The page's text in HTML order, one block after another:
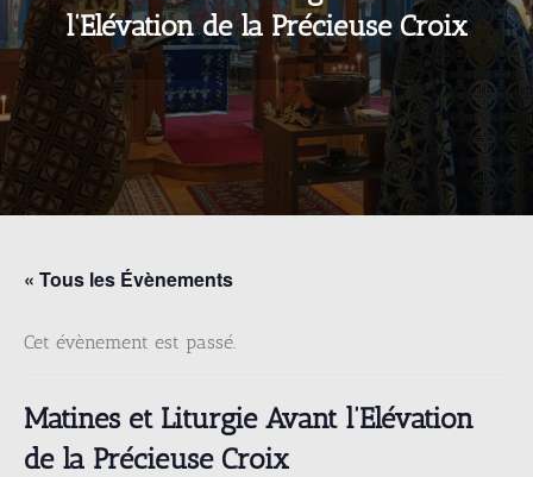
l’Elévation de la Précieuse Croix
« Tous les Évènements
Cet évènement est passé.
Matines et Liturgie Avant l’Elévation
de la Précieuse Croix